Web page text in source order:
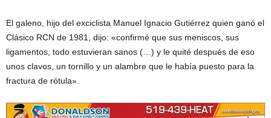
El galeno, hijo del exciclista Manuel Ignacio Gutiérrez quien ganó el
Clásico RCN de 1981, dijo: «confirmé que sus meniscos, sus
ligamentos, todo estuvieran sanos (…) y le quité después de eso
unos clavos, un tornillo y un alambre que le había puesto para la
fractura de rótula».